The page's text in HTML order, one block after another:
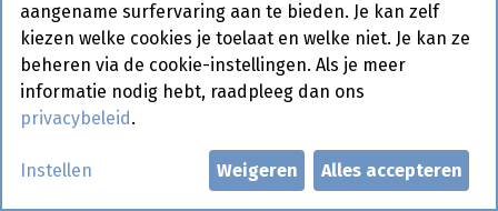
Bestelartikel
aangename surfervaring aan te bieden. Je kan zelf
kiezen welke cookies je toelaat en welke niet. Je kan ze
beheren via de cookie-instellingen. Als je meer
informatie nodig hebt, raadpleeg dan ons
privacybeleid .
Instellen Weigeren Alles accepteren